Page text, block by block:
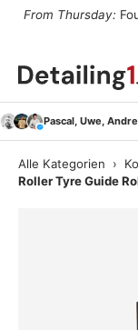
From Thursday:
Search
Search
Pascal, Uwe,
Alle Kategorien ›
Roller Tyre Guide